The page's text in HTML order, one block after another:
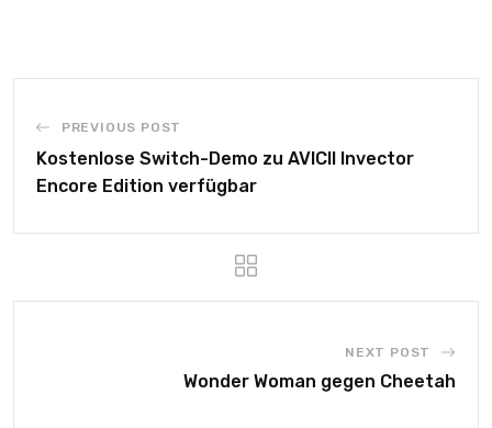
PREVIOUS POST
Kostenlose Switch-Demo zu AVICII Invector
Encore Edition verfügbar
NEXT POST
Wonder Woman gegen Cheetah